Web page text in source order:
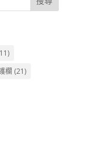
欄 (21)